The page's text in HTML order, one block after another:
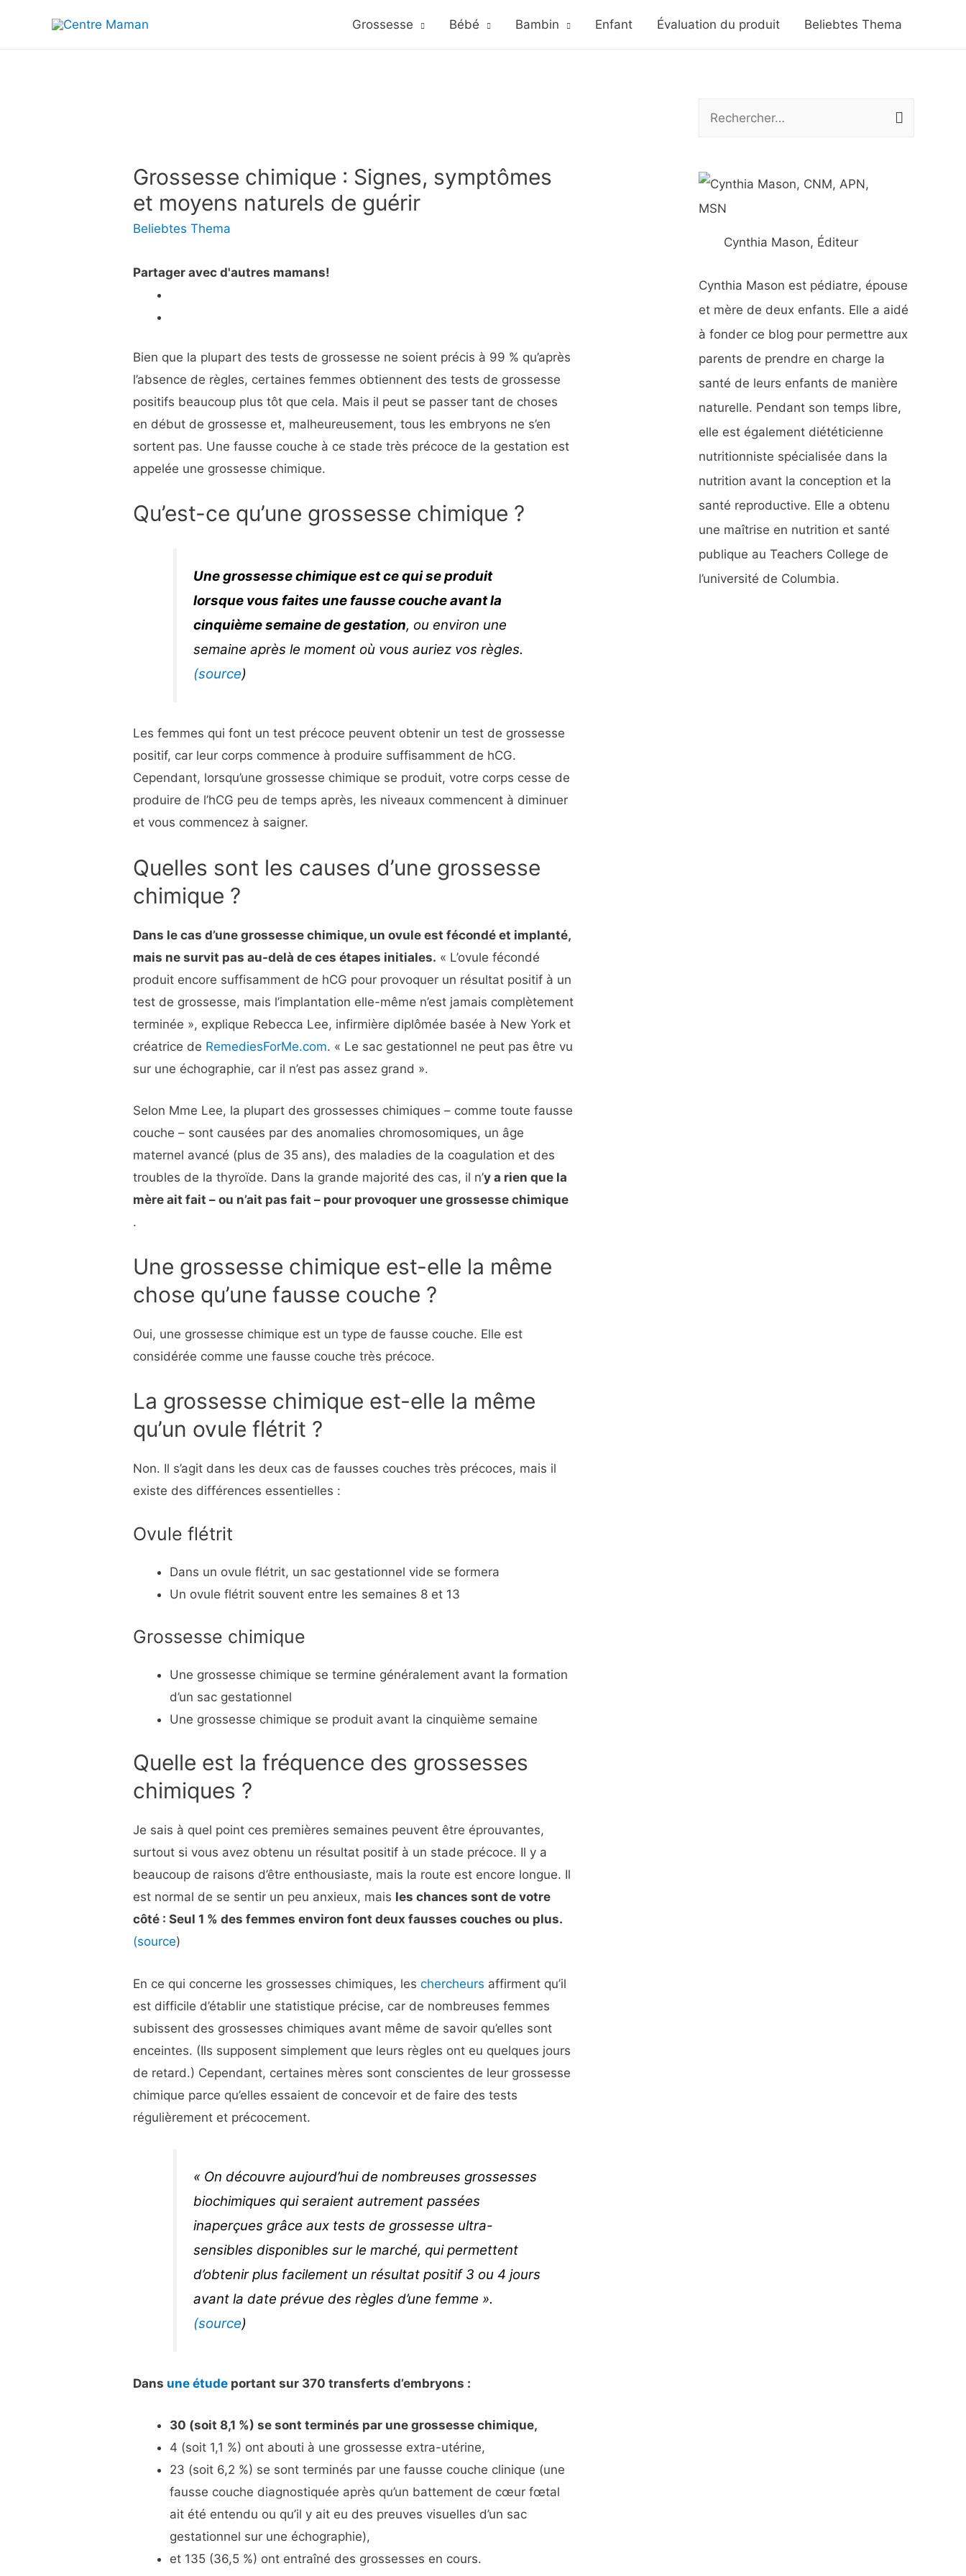
Grossesse Bébé Bambin Enfant Évaluation du produit Beliebtes Thema
Grossesse chimique : Signes, symptômes
et moyens naturels de guérir
Beliebtes Thema
Partager avec d'autres mamans!
Bien que la plupart des tests de grossesse ne soient précis à 99 % qu’après
l’absence de règles, certaines femmes obtiennent des tests de grossesse
positifs beaucoup plus tôt que cela. Mais il peut se passer tant de choses
en début de grossesse et, malheureusement, tous les embryons ne s’en
sortent pas. Une fausse couche à ce stade très précoce de la gestation est
appelée une grossesse chimique.
Qu’est-ce qu’une grossesse chimique ?
Une grossesse chimique est ce qui se produit
lorsque vous faites une fausse couche avant la
cinquième semaine de gestation, ou environ une
semaine après le moment où vous auriez vos règles.
(source)
Les femmes qui font un test précoce peuvent obtenir un test de grossesse
positif, car leur corps commence à produire suffisamment de hCG.
Cependant, lorsqu’une grossesse chimique se produit, votre corps cesse de
produire de l’hCG peu de temps après, les niveaux commencent à diminuer
et vous commencez à saigner.
Quelles sont les causes d’une grossesse
chimique ?
Dans le cas d’une grossesse chimique, un ovule est fécondé et implanté,
mais ne survit pas au-delà de ces étapes initiales. « L’ovule fécondé
produit encore suffisamment de hCG pour provoquer un résultat positif à un
test de grossesse, mais l’implantation elle-même n’est jamais complètement
terminée », explique Rebecca Lee, infirmière diplômée basée à New York et
créatrice de RemediesForMe.com. « Le sac gestationnel ne peut pas être vu
sur une échographie, car il n’est pas assez grand ».
Selon Mme Lee, la plupart des grossesses chimiques – comme toute fausse
couche – sont causées par des anomalies chromosomiques, un âge
maternel avancé (plus de 35 ans), des maladies de la coagulation et des
troubles de la thyroïde. Dans la grande majorité des cas, il n’y a rien que la
mère ait fait – ou n’ait pas fait – pour provoquer une grossesse chimique
.
Une grossesse chimique est-elle la même
chose qu’une fausse couche ?
Oui, une grossesse chimique est un type de fausse couche. Elle est
considérée comme une fausse couche très précoce.
La grossesse chimique est-elle la même
qu’un ovule flétrit ?
Non. Il s’agit dans les deux cas de fausses couches très précoces, mais il
existe des différences essentielles :
Ovule flétrit
Dans un ovule flétrit, un sac gestationnel vide se formera
Un ovule flétrit souvent entre les semaines 8 et 13
Grossesse chimique
Une grossesse chimique se termine généralement avant la formation
d’un sac gestationnel
Une grossesse chimique se produit avant la cinquième semaine
Quelle est la fréquence des grossesses
chimiques ?
Je sais à quel point ces premières semaines peuvent être éprouvantes,
surtout si vous avez obtenu un résultat positif à un stade précoce. Il y a
beaucoup de raisons d’être enthousiaste, mais la route est encore longue. Il
est normal de se sentir un peu anxieux, mais les chances sont de votre
côté : Seul 1 % des femmes environ font deux fausses couches ou plus.
(source)
En ce qui concerne les grossesses chimiques, leschercheurs affirment qu’il
est difficile d’établir une statistique précise, car de nombreuses femmes
subissent des grossesses chimiques avant même de savoir qu’elles sont
enceintes. (Ils supposent simplement que leurs règles ont eu quelques jours
de retard.) Cependant, certaines mères sont conscientes de leur grossesse
chimique parce qu’elles essaient de concevoir et de faire des tests
régulièrement et précocement.
« On découvre aujourd’hui de nombreuses grossesses
biochimiques qui seraient autrement passées
inaperçues grâce aux tests de grossesse ultra-
sensibles disponibles sur le marché, qui permettent
d’obtenir plus facilement un résultat positif 3 ou 4 jours
avant la date prévue des règles d’une femme ».
(source)
Dans une étude portant sur 370 transferts d’embryons :
30 (soit 8,1 %) se sont terminés par une grossesse chimique,
4 (soit 1,1 %) ont abouti à une grossesse extra-utérine,
23 (soit 6,2 %) se sont terminés par une fausse couche clinique (une
fausse couche diagnostiquée après qu’un battement de cœur fœtal
ait été entendu ou qu’il y ait eu des preuves visuelles d’un sac
gestationnel sur une échographie),
et 135 (36,5 %) ont entraîné des grossesses en cours.
h
e
h
e
r
:
Cynthia Mason, Éditeur
Cynthia Mason est pédiatre, épouse
et mère de deux enfants. Elle a aidé
à fonder ce blog pour permettre aux
parents de prendre en charge la
santé de leurs enfants de manière
naturelle. Pendant son temps libre,
elle est également diététicienne
nutritionniste spécialisée dans la
nutrition avant la conception et la
santé reproductive. Elle a obtenu
une maîtrise en nutrition et santé
publique au Teachers College de
l’université de Columbia.